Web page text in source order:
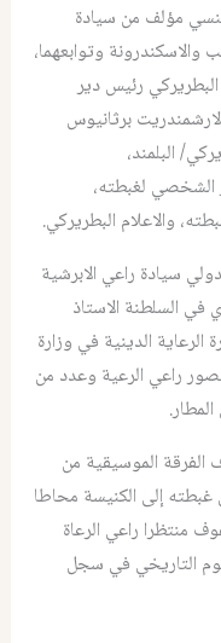
مؤلف من سيادة
وتوابعهما،
رئيس دير
برثانيوس
البلمند،
الشخصي لغبطته،
والاعلام البطريركي.
سيادة راعي الابرشية
في السلطنة الاستاذ
الرعاية الدينية في وزارة
راعي الرعية وعدد من
الموسيقية من
إلى الكنيسة محاطا
منتظرا راعي الرعاة
التاريخي في سجل